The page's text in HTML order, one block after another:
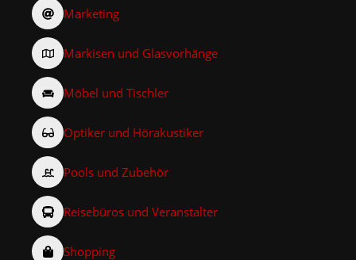
Marketing
Markisen und Glasvorhänge
Möbel und Tischler
Optiker und Hörakustiker
Pools und Zubehör
Reisebüros und Veranstalter
Shopping